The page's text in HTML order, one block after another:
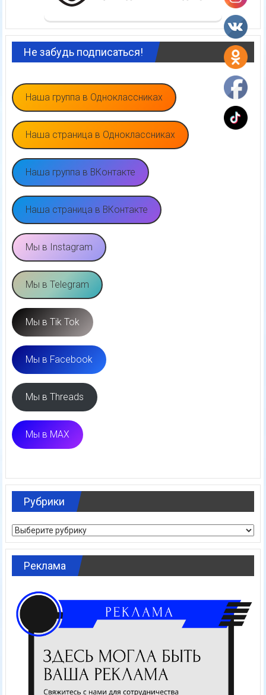
Не забудь подписаться!
Наша группа в Одноклассниках
Наша страница в Одноклассниках
Наша группа в ВКонтакте
Наша страница в ВКонтакте
Мы в Instagram
Мы в Telegram
Мы в Tik Tok
Мы в Facebook
Мы в Threads
Мы в MAX
Рубрики
Рубрики
Реклама